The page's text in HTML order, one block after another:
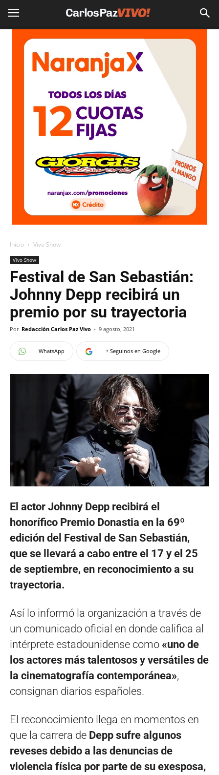
Inicio Vivo Show
Vivo Show
Festival de San Sebastián:
Johnny Depp recibirá un
premio por su trayectoria
Por Redacción Carlos Paz Vivo - 9 agosto, 2021
WhatsApp + Seguinos en Google
El actor Johnny Depp recibirá el
honorífico Premio Donastia en la 69º
edición del Festival de San Sebastián,
que se llevará a cabo entre el 17 y el 25
de septiembre, en reconocimiento a su
trayectoria.
Así lo informó la organización a través de
un comunicado oficial en donde califica al
intérprete estadounidense como «uno de
los actores más talentosos y versátiles de
la cinematografía contemporánea»,
consignan diarios españoles.
El reconocimiento llega en momentos en
que la carrera de Depp sufre algunos
reveses debido a las denuncias de
violencia física por parte de su exesposa,